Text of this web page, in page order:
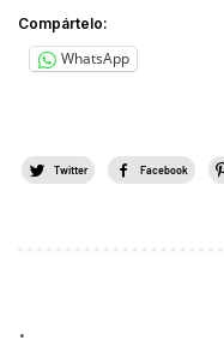
Compártelo:
WhatsApp
Twitter Facebook
.